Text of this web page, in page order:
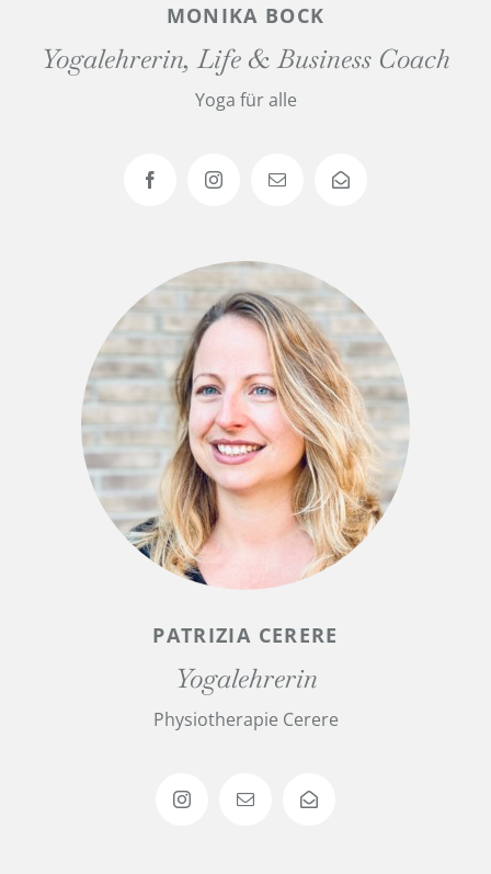
MONIKA BOCK
Yogalehrerin, Life & Business Coach
Yoga für alle
PATRIZIA CERERE
Yogalehrerin
Physiotherapie Cerere